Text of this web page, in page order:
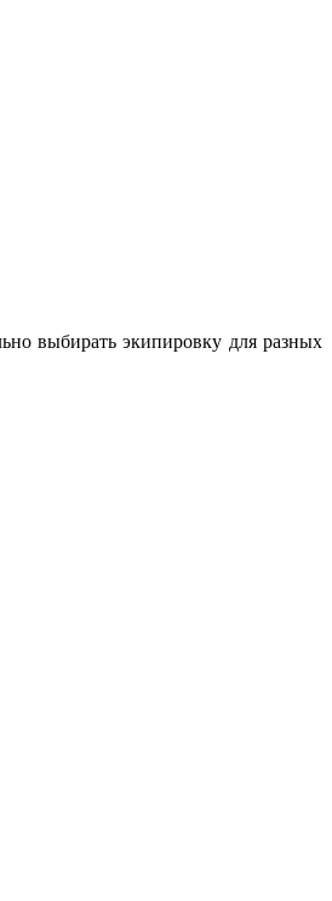
выбирать экипировку для разных